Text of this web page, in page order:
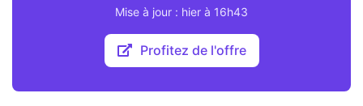
Mise à jour : hier à 16h43
Profitez de l'offre